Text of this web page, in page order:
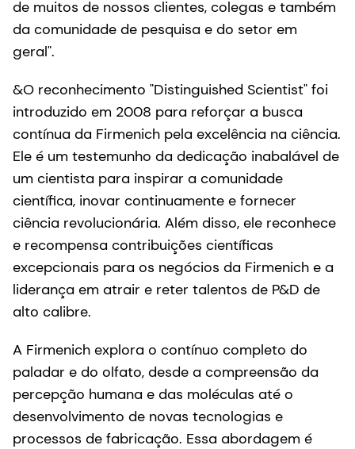
de muitos de nossos clientes, colegas e também
da comunidade de pesquisa e do setor em
geral".
&O reconhecimento "Distinguished Scientist" foi
introduzido em 2008 para reforçar a busca
contínua da Firmenich pela excelência na ciência.
Ele é um testemunho da dedicação inabalável de
um cientista para inspirar a comunidade
científica, inovar continuamente e fornecer
ciência revolucionária. Além disso, ele reconhece
e recompensa contribuições científicas
excepcionais para os negócios da Firmenich e a
liderança em atrair e reter talentos de P&D de
alto calibre.
A Firmenich explora o contínuo completo do
paladar e do olfato, desde a compreensão da
percepção humana e das moléculas até o
desenvolvimento de novas tecnologias e
processos de fabricação. Essa abordagem é